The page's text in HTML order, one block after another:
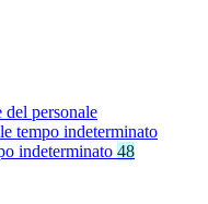
del personale
tempo indeterminato
indeterminato 48